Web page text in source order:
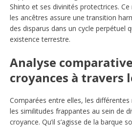
Shinto et ses divinités protectrices.
les ancêtres assure une transition
des disparus dans un cycle perpétuel
existence terrestre.
Analyse
croyances à travers
Comparées entre elles, les
les similitudes frappantes au sein de
croyance. Qu’il s’agisse de la barque